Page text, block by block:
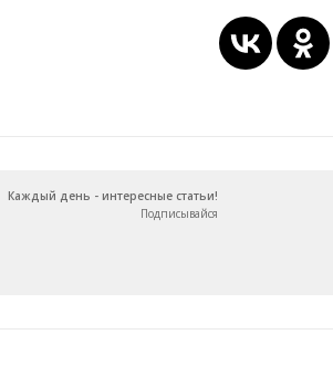
Каждый день - интересные статьи!
Подписывайся